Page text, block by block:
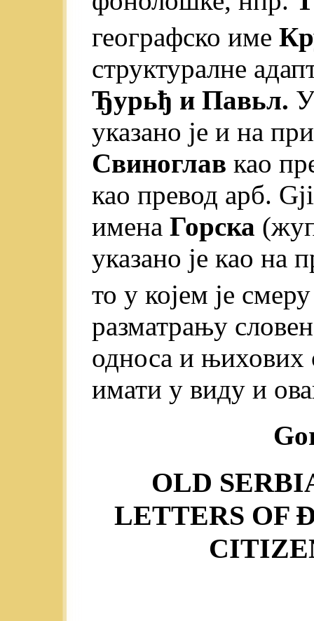
географско име
структуралне
Ђурьђ и Павьл.
указано je и на
Свиноглав као
као превод арб.
имена Горска
указано je као на
то у којем je
разматрању
односа и њихових
имати у виду и
OLD
LETTERS OF